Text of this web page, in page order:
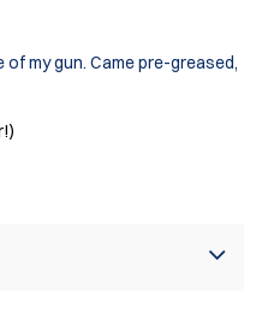
my gun. Came pre-greased,